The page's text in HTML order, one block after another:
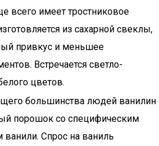
всего имеет тростниковое
из сахарной свеклы,
привкус и меньшее
Встречается светло-
цветов.
большинства людей ванилин
порошок со специфическим
Спрос на ваниль